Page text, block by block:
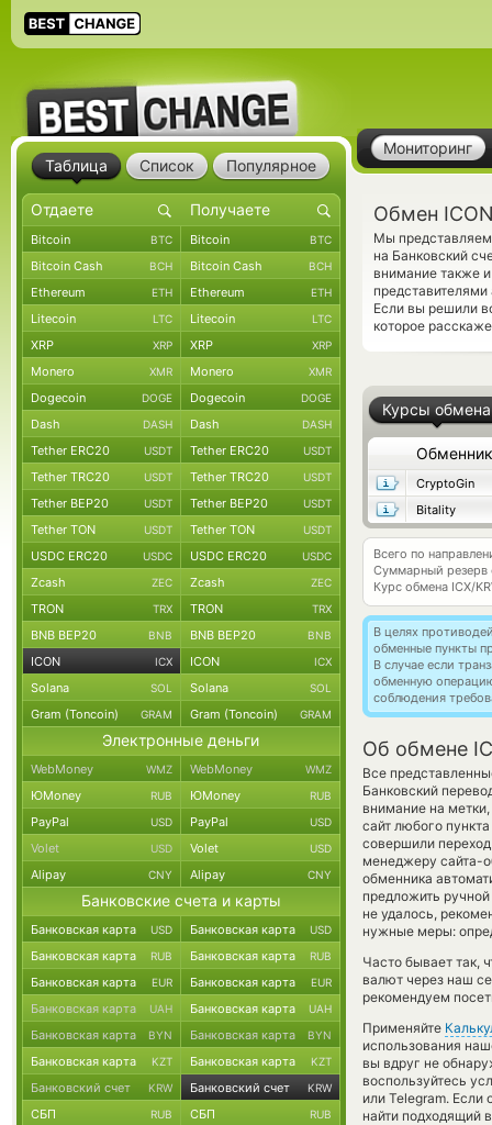
Мониторинг
Обмен
Мы представляем
на Банковский
внимание также
Если вы решили
которое
Курсы обмена
Обменник
CryptoGin
Bitality
Всего по
Суммарный резерв
Курс обмена ICX/
В целях
обменные пункты
В случае если
обменную
соблюдения
Об обмене
Все
Банковский
внимание на
сайт любого
совершили
менеджеру сайта-
обменника
предложить
не удалось,
нужные меры:
Часто бывает так,
валют через наш
рекомендуем
Применяйте
использования
вы вдруг не
воспользуйтесь
или Telegram.
найти подходящий
Таблица Список Популярное
Bitcoin BTC Bitcoin BTC
Bitcoin Cash BCH Bitcoin Cash BCH
Ethereum ETH Ethereum ETH
Litecoin LTC Litecoin LTC
XRP XRP XRP XRP
Monero XMR Monero XMR
Dogecoin DOGE Dogecoin DOGE
Dash DASH Dash DASH
Tether ERC20 USDT Tether ERC20 USDT
Tether TRC20 USDT Tether TRC20 USDT
Tether BEP20 USDT Tether BEP20 USDT
Tether TON USDT Tether TON USDT
USDC ERC20 USDC USDC ERC20 USDC
Zcash ZEC Zcash ZEC
TRON TRX TRON TRX
BNB BEP20 BNB BNB BEP20 BNB
ICON ICX ICON ICX
Solana SOL Solana SOL
Gram (Toncoin) GRAM Gram (Toncoin) GRAM
Электронные деньги
WebMoney WMZ WebMoney WMZ
ЮMoney RUB ЮMoney RUB
PayPal USD PayPal USD
Volet USD Volet USD
Alipay CNY Alipay CNY
Банковские счета и карты
Банковская карта USD Банковская карта USD
Банковская карта RUB Банковская карта RUB
Банковская карта EUR Банковская карта EUR
Банковская карта UAH Банковская карта UAH
Банковская карта BYN Банковская карта BYN
Банковская карта KZT Банковская карта KZT
Банковский счет KRW Банковский счет KRW
СБП RUB СБП RUB